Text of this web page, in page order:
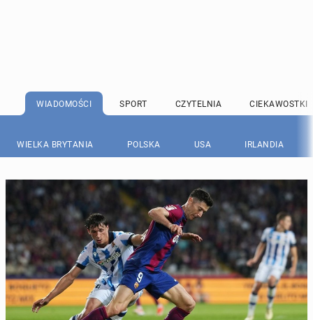
WIADOMOŚCI SPORT CZYTELNIA CIEKAWOSTKI
WIELKA BRYTANIA POLSKA USA IRLANDIA